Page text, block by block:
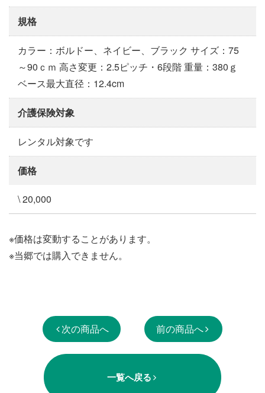
規格
カラー：ボルドー、ネイビー、ブラック サイズ：75
～90ｃｍ 高さ変更：2.5ピッチ・6段階 重量：380ｇ
ベース最大直径：12.4cm
介護保険対象
レンタル対象です
価格
\ 20,000
※価格は変動することがあります。
※当郷では購入できません。
次の商品へ 前の商品へ
一覧へ戻る